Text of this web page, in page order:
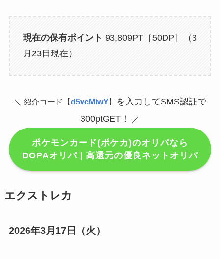
現在の保有ポイント 93,809PT［50DP］（3
月23日現在）
＼ 紹介コード【d5vcMiwY】
を入力してSMS認証で
300ptGET！
／
ポケモンカード(ポケカ)のオリパなら
DOPAオリパ | 高還元の優良ネットオリパ
エクストレカ
2026年3月17日（火）